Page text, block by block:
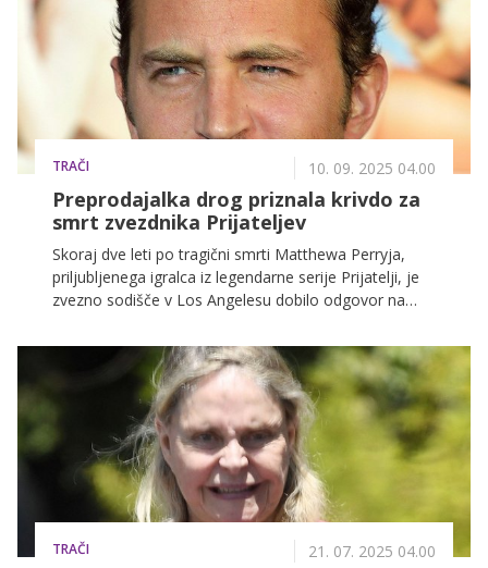
TRAČI 10. 09. 2025 04.00
Preprodajalka drog priznala krivdo za
smrt zvezdnika Prijateljev
Skoraj dve leti po tragični smrti Matthewa Perryja,
priljubljenega igralca iz legendarne serije Prijatelji, je
zvezno sodišče v Los Angelesu dobilo odgovor na
kdo je odgovoren za njegovo smrt?
TRAČI 21. 07. 2025 04.00